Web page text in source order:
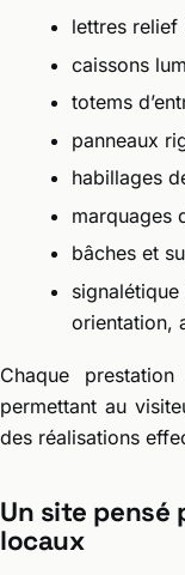
lettres relief
caissons
totems
panneaux
habillages
marquages
bâches et
orientation,
Chaque
permettant au
des réalisations
Un site pensé
locaux